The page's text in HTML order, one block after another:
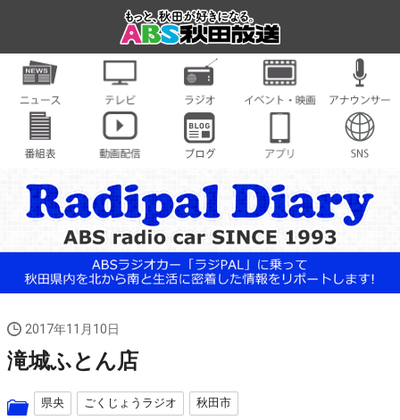
2017年11月10日
滝城ふとん店
県央 ごくじょうラジオ 秋田市